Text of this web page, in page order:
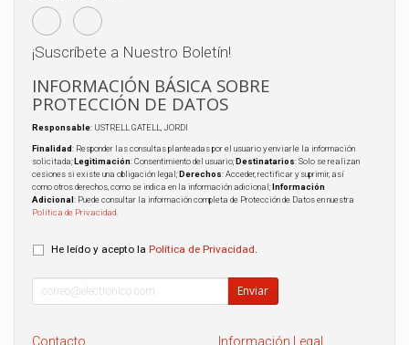
¡Suscríbete a Nuestro Boletín!
INFORMACIÓN BÁSICA SOBRE
PROTECCIÓN DE DATOS
Responsable: USTRELL GATELL, JORDI
Finalidad: Responder las consultas planteadas por el usuario y enviarle la información
solicitada;Legitimación: Consentimiento del usuario;Destinatarios: Solo se realizan
cesiones si existe una obligación legal;Derechos: Acceder, rectificar y suprimir, así
como otros derechos, como se indica en la información adicional;Información
Adicional: Puede consultar la información completa de Protección de Datos en nuestra
Política de Privacidad
He leído y acepto la Política de Privacidad
Enviar
Contacto Información Legal